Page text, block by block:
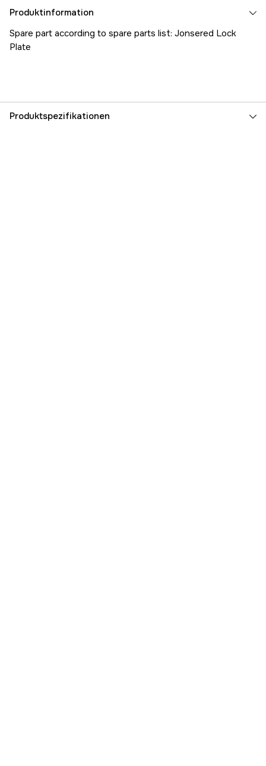
Produktinformation
Spare part according to spare parts list: Jonsered Lock
Plate
Produktspezifikationen